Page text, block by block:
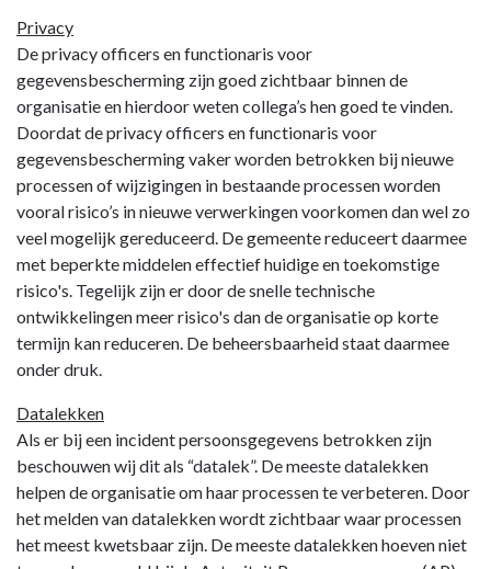
Privacy
De privacy officers en functionaris voor
gegevensbescherming zijn goed zichtbaar binnen de
organisatie en hierdoor weten collega’s hen goed te vinden.
Doordat de privacy officers en functionaris voor
gegevensbescherming vaker worden betrokken bij nieuwe
processen of wijzigingen in bestaande processen worden
vooral risico’s in nieuwe verwerkingen voorkomen dan wel zo
veel mogelijk gereduceerd. De gemeente reduceert daarmee
met beperkte middelen effectief huidige en toekomstige
risico's. Tegelijk zijn er door de snelle technische
ontwikkelingen meer risico's dan de organisatie op korte
termijn kan reduceren. De beheersbaarheid staat daarmee
onder druk.
Datalekken
Als er bij een incident persoonsgegevens betrokken zijn
beschouwen wij dit als “datalek”. De meeste datalekken
helpen de organisatie om haar processen te verbeteren. Door
het melden van datalekken wordt zichtbaar waar processen
het meest kwetsbaar zijn. De meeste datalekken hoeven niet